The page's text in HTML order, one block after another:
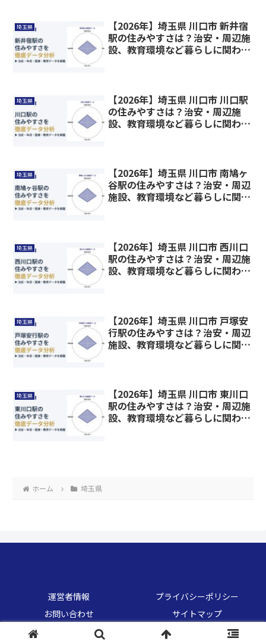
埼玉県
【2026年】埼玉県 川口市 新井宿
駅の住みやすさは？治安・周辺施
設、教育環境など暮らしに関わる
埼玉県
【2026年】埼玉県 川口市 川口駅
の住みやすさは？治安・周辺施
設、教育環境など暮らしに関わる
埼玉県
【2026年】埼玉県 川口市 南鳩ヶ
谷駅の住みやすさは？治安・周辺
施設、教育環境など暮らしに関わ
埼玉県
【2026年】埼玉県 川口市 西川口
駅の住みやすさは？治安・周辺施
設、教育環境など暮らしに関わる
埼玉県
【2026年】埼玉県 川口市 戸塚安
行駅の住みやすさは？治安・周辺
施設、教育環境など暮らしに関わ
埼玉県
【2026年】埼玉県 川口市 東川口
駅の住みやすさは？治安・周辺施
設、教育環境など暮らしに関わる
ホーム 埼玉県
運営者情報
プライバシーポリシー
お問い合わせ
サイトマップ
© 2026 くらしのデータベース.